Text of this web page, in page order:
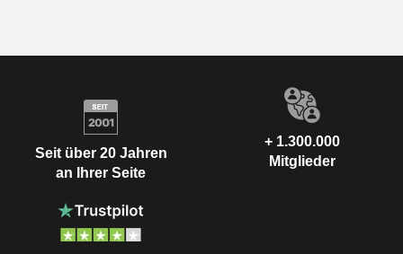
Seit über 20 Jahren
an Ihrer Seite
+ 1.300.000
Mitglieder